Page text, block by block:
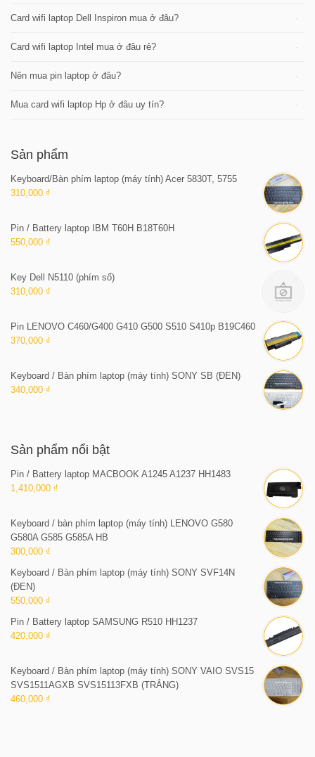
Card wifi laptop Dell Inspiron mua ở đâu?
Card wifi laptop Intel mua ở đâu rẻ?
Nên mua pin laptop ở đâu?
Mua card wifi laptop Hp ở đâu uy tín?
Sản phẩm
Keyboard/Bàn phím laptop (máy tính) Acer 5830T, 5755
310,000 ₫
Pin / Battery laptop IBM T60H B18T60H
550,000 ₫
Key Dell N5110 (phím số)
310,000 ₫
Pin LENOVO C460/G400 G410 G500 S510 S410p B19C460
370,000 ₫
Keyboard / Bàn phím laptop (máy tính) SONY SB (ĐEN)
340,000 ₫
Sản phẩm nổi bật
Pin / Battery laptop MACBOOK A1245 A1237 HH1483
1,410,000 ₫
Keyboard / bàn phím laptop (máy tính) LENOVO G580
G580A G585 G585A HB
300,000 ₫
Keyboard / Bàn phím laptop (máy tính) SONY SVF14N
(ĐEN)
550,000 ₫
Pin / Battery laptop SAMSUNG R510 HH1237
420,000 ₫
Keyboard / Bàn phím laptop (máy tính) SONY VAIO SVS15
SVS1511AGXB SVS15113FXB (TRẮNG)
460,000 ₫